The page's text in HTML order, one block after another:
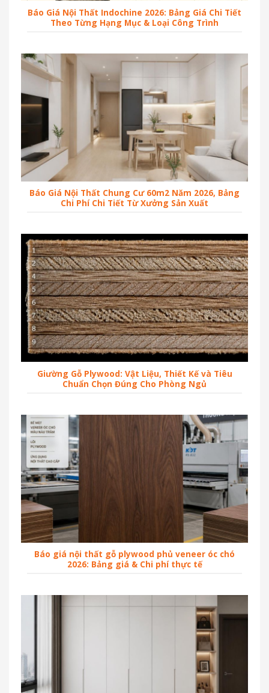
Báo Giá Nội Thất Indochine 2026: Bảng Giá Chi Tiết
Theo Từng Hạng Mục & Loại Công Trình
Báo Giá Nội Thất Chung Cư 60m2 Năm 2026, Bảng
Chi Phí Chi Tiết Từ Xưởng Sản Xuất
Giường Gỗ Plywood: Vật Liệu, Thiết Kế và Tiêu
Chuẩn Chọn Đúng Cho Phòng Ngủ
Báo giá nội thất gỗ plywood phủ veneer óc chó
2026: Bảng giá & Chi phí thực tế